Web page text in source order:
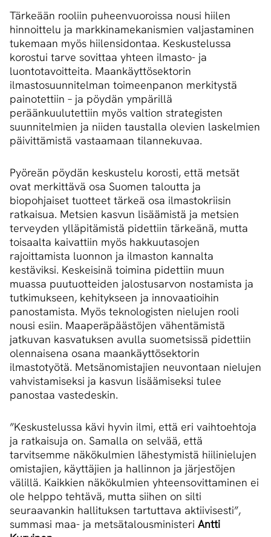
Tärkeään rooliin puheenvuoroissa nousi hiilen
hinnoittelu ja markkinamekanismien valjastaminen
tukemaan myös hiilensidontaa. Keskustelussa
korostui tarve sovittaa yhteen ilmasto- ja
luontotavoitteita. Maankäyttösektorin
ilmastosuunnitelman toimeenpanon merkitystä
painotettiin – ja pöydän ympärillä
peräänkuulutettiin myös valtion strategisten
suunnitelmien ja niiden taustalla olevien laskelmien
päivittämistä vastaamaan tilannekuvaa.
Pyöreän pöydän keskustelu korosti, että metsät
ovat merkittävä osa Suomen taloutta ja
biopohjaiset tuotteet tärkeä osa ilmastokriisin
ratkaisua. Metsien kasvun lisäämistä ja metsien
terveyden ylläpitämistä pidettiin tärkeänä, mutta
toisaalta kaivattiin myös hakkuutasojen
rajoittamista luonnon ja ilmaston kannalta
kestäviksi. Keskeisinä toimina pidettiin muun
muassa puutuotteiden jalostusarvon nostamista ja
tutkimukseen, kehitykseen ja innovaatioihin
panostamista. Myös teknologisten nielujen rooli
nousi esiin. Maaperäpäästöjen vähentämistä
jatkuvan kasvatuksen avulla suometsissä pidettiin
olennaisena osana maankäyttösektorin
ilmastotyötä. Metsänomistajien neuvontaan nielujen
vahvistamiseksi ja kasvun lisäämiseksi tulee
panostaa vastedeskin.
”Keskustelussa kävi hyvin ilmi, että eri vaihtoehtoja
ja ratkaisuja on. Samalla on selvää, että
tarvitsemme näkökulmien lähestymistä hiilinielujen
omistajien, käyttäjien ja hallinnon ja järjestöjen
välillä. Kaikkien näkökulmien yhteensovittaminen ei
ole helppo tehtävä, mutta siihen on silti
seuraavankin hallituksen tartuttava aktiivisesti”,
summasi maa- ja metsätalousministeri Antti